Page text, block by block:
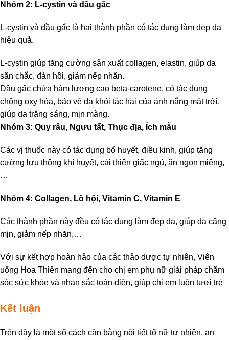
Nhóm 2: L-cystin và dầu gấc
L-cystin và dầu gấc là hai thành phần có tác dụng làm đẹp da
hiệu quả.
L-cystin giúp tăng cường sản xuất collagen, elastin, giúp da
săn chắc, đàn hồi, giảm nếp nhăn.
Dầu gấc chứa hàm lượng cao beta-carotene, có tác dụng
chống oxy hóa, bảo vệ da khỏi tác hại của ánh nắng mặt trời,
giúp da trắng sáng, mịn màng.
Nhóm 3: Quy râu, Ngưu tất, Thục địa, Ích mẫu
Các vị thuốc này có tác dụng bổ huyết, điều kinh, giúp tăng
cường lưu thông khí huyết, cải thiện giấc ngủ, ăn ngon miệng,
…
Nhóm 4: Collagen, Lô hội, Vitamin C, Vitamin E
Các thành phần này đều có tác dụng làm đẹp da, giúp da căng
mịn, giảm nếp nhăn,…
Với sự kết hợp hoàn hảo của các thảo dược tự nhiên, Viên
uống Hoa Thiên mang đến cho chị em phụ nữ giải pháp chăm
sóc sức khỏe và nhan sắc toàn diện, giúp chị em luôn tươi trẻ
Kết luận
Trên đây là một số cách cân bằng nội tiết tố nữ tự nhiên, an